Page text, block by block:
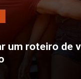
um roteiro de